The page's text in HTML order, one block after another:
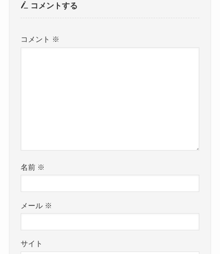
コメントする
コメント ※
名前 ※
メール ※
サイト